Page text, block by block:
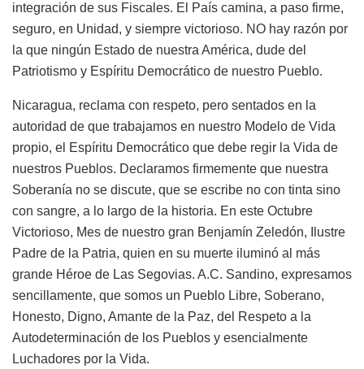
integración de sus Fiscales. El País camina, a paso firme,
seguro, en Unidad, y siempre victorioso. NO hay razón por
la que ningún Estado de nuestra América, dude del
Patriotismo y Espíritu Democrático de nuestro Pueblo.
Nicaragua, reclama con respeto, pero sentados en la
autoridad de que trabajamos en nuestro Modelo de Vida
propio, el Espíritu Democrático que debe regir la Vida de
nuestros Pueblos. Declaramos firmemente que nuestra
Soberanía no se discute, que se escribe no con tinta sino
con sangre, a lo largo de la historia. En este Octubre
Victorioso, Mes de nuestro gran Benjamín Zeledón, Ilustre
Padre de la Patria, quien en su muerte iluminó al más
grande Héroe de Las Segovias. A.C. Sandino, expresamos
sencillamente, que somos un Pueblo Libre, Soberano,
Honesto, Digno, Amante de la Paz, del Respeto a la
Autodeterminación de los Pueblos y esencialmente
Luchadores por la Vida.